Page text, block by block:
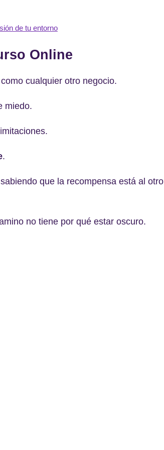
de tu entorno
Online
cualquier otro negocio.
miedo.
.
que la recompensa está al otro
no tiene por qué estar oscuro.